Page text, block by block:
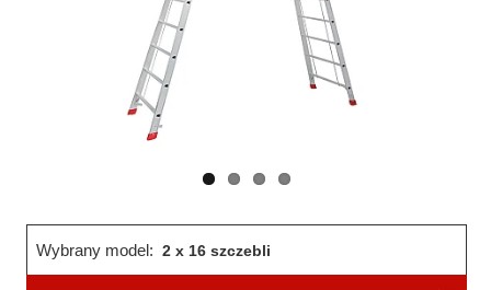
Wcześniejsza
Wybrany model: 2 x 16 szczebli